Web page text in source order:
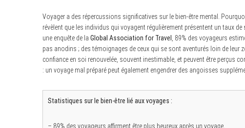
Voyager a des répercussions significatives sur le bien-être mental.
révèlent que les individus qui voyagent régulièrement présentent un taux de
une enquête de la Global Association for Travel
, 89% des voyageurs
pas anodins ; des témoignages de ceux qui se sont aventurés loin de
confiance en soi renouvelée, souvent inestimable, et peuvent être perçus
: un voyage mal préparé peut également engendrer des angoisses
Statistiques sur le bien-être lié aux voyages :
– 89% des voyageurs affirment être plus heureux après un voyage.